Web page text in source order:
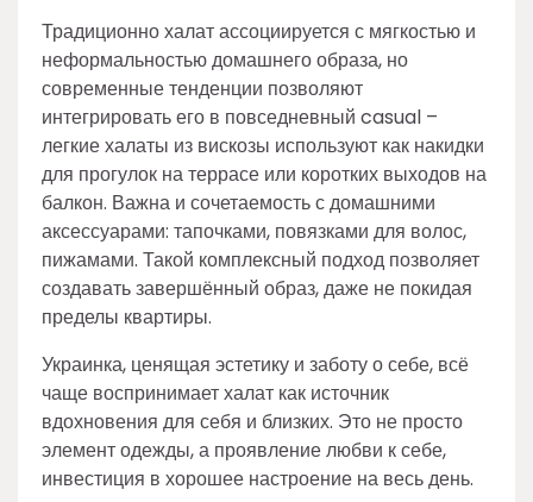
Традиционно халат ассоциируется с мягкостью и
неформальностью домашнего образа, но
современные тенденции позволяют
интегрировать его в повседневный casual –
легкие халаты из вискозы используют как накидки
для прогулок на террасе или коротких выходов на
балкон. Важна и сочетаемость с домашними
аксессуарами: тапочками, повязками для волос,
пижамами. Такой комплексный подход позволяет
создавать завершённый образ, даже не покидая
пределы квартиры.
Украинка, ценящая эстетику и заботу о себе, всё
чаще воспринимает халат как источник
вдохновения для себя и близких. Это не просто
элемент одежды, а проявление любви к себе,
инвестиция в хорошее настроение на весь день.